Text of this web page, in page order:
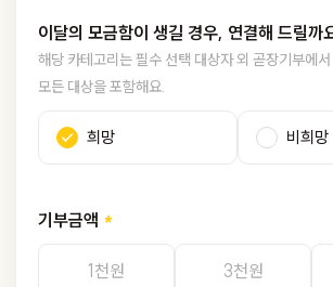
이달의 모금함이 생길 경우, 연결해 드릴까
해당 카테고리는 필수 선택 대상자 외 곧장기부에
모든 대상을 포함해요.
희망 비희망
기부금액
1천원 3천원